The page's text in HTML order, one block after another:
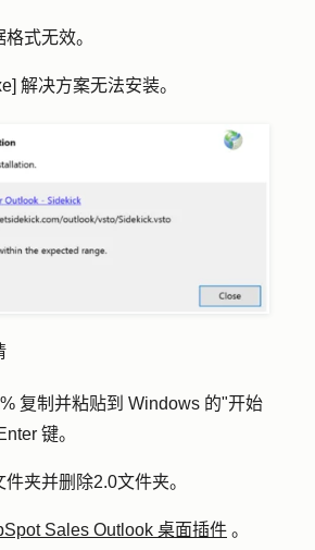
式无效。
解决方案无法安装。
复制并粘贴到 Windows 的"开始
键。
夹并删除2.0文件夹。
Sales Outlook 桌面插件 。